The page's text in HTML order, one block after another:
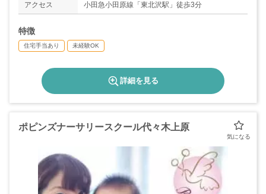
アクセス 小田急小田原線「東北沢駅」徒歩3分
特徴
住宅手当あり 未経験OK
詳細を見る
ポピンズナーサリースクール代々木上原